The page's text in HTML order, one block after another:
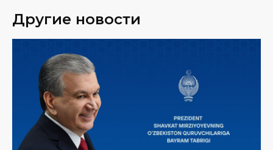
Другие новости